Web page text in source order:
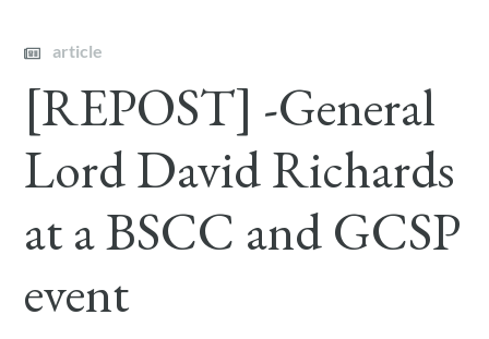
article
[REPOST] -General
Lord David Richards
at a BSCC and GCSP
event